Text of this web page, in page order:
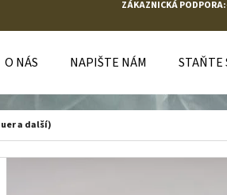
ZÁKAZNICKÁ PODPORA:
O NÁS NAPIŠTE NÁM STAŇTE
a další)
NAJÍT?
HLEDAT